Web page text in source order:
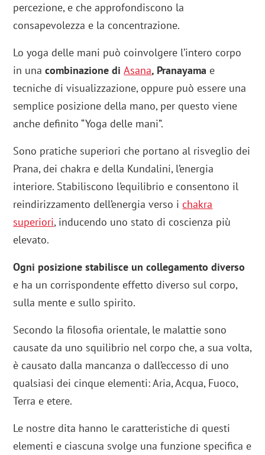
percezione, e che approfondiscono la
consapevolezza e la concentrazione.
Lo yoga delle mani può coinvolgere l’intero corpo
in unacombinazione diAsana, Pranayama e
tecniche di visualizzazione, oppure può essere una
semplice posizione della mano, per questo viene
anche definito “Yoga delle mani”.
Sono pratiche superiori che portano al risveglio dei
Prana, dei chakra e della Kundalini, l’energia
interiore. Stabiliscono l’equilibrio e consentono il
reindirizzamento dell’energia verso ichakra
superiori, inducendo uno stato di coscienza più
elevato.
Ogni posizione stabilisce un collegamento diverso
e ha un corrispondente effetto diverso sul corpo,
sulla mente e sullo spirito.
Secondo la filosofia orientale, le malattie sono
causate da uno squilibrio nel corpo che, a sua volta,
è causato dalla mancanza o dall’eccesso di uno
qualsiasi dei cinque elementi: Aria, Acqua, Fuoco,
Terra e etere.
Le nostre dita hanno le caratteristiche di questi
elementi e ciascuna svolge una funzione specifica e